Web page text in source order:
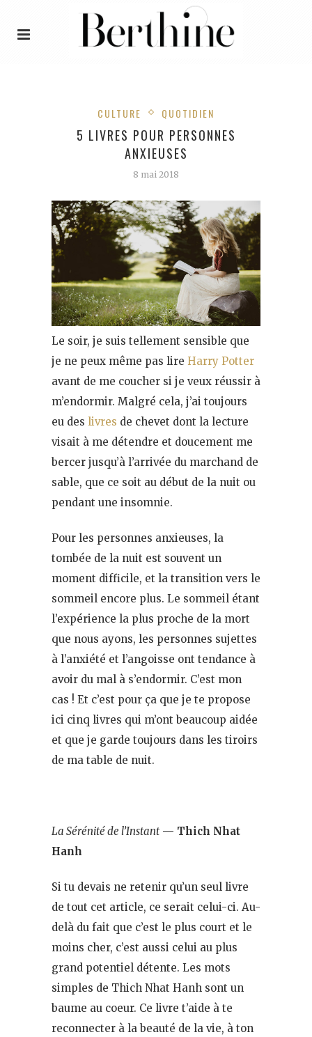
CULTURE QUOTIDIEN
5 LIVRES POUR PERSONNES
ANXIEUSES
8 mai 2018
Le soir, je suis tellement sensible que
je ne peux même pas lire Harry Potter
avant de me coucher si je veux réussir à
m’endormir. Malgré cela, j’ai toujours
eu des livres de chevet dont la lecture
visait à me détendre et doucement me
bercer jusqu’à l’arrivée du marchand de
sable, que ce soit au début de la nuit ou
pendant une insomnie.
Pour les personnes anxieuses, la
tombée de la nuit est souvent un
moment difficile, et la transition vers le
sommeil encore plus. Le sommeil étant
l’expérience la plus proche de la mort
que nous ayons, les personnes sujettes
à l’anxiété et l’angoisse ont tendance à
avoir du mal à s’endormir. C’est mon
cas ! Et c’est pour ça que je te propose
ici cinq livres qui m’ont beaucoup aidée
et que je garde toujours dans les tiroirs
de ma table de nuit.
La Sérénité de l’Instant — Thich Nhat
Hanh
Si tu devais ne retenir qu’un seul livre
de tout cet article, ce serait celui-ci. Au-
delà du fait que c’est le plus court et le
moins cher, c’est aussi celui au plus
grand potentiel détente. Les mots
simples de Thich Nhat Hanh sont un
baume au coeur. Ce livre t’aide à te
reconnecter à la beauté de la vie, à ton